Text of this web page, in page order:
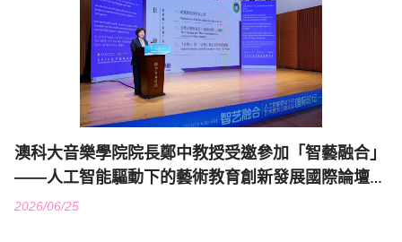
澳科大音樂學院院長鄭中教授受邀參加「智藝融合」
——人工智能驅動下的藝術教育創新發展國際論壇並
作主旨發言
2026/06/25